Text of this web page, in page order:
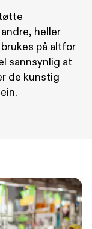
heller
på altfor
sannsynlig at
de kunstig